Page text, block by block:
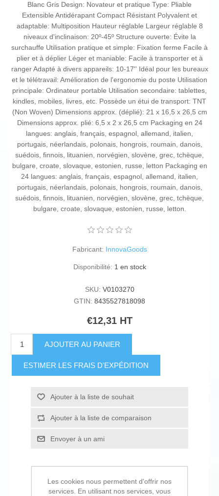
Blanc Gris Design: Novateur et pratique Type: Pliable
Extensible Antidérapant Compact Résistant Polyvalent et
adaptable: Multiposition Hauteur réglable Largeur réglable 8
niveaux d'inclinaison: 20º-45º Structure ouverte: Évite la
surchauffe Utilisation pratique et simple: Fixation ferme Facile à
plier et à déplier Léger et maniable: Facile à transporter et à
ranger Adapté à divers appareils: 10-17'' Idéal pour les bureaux
et le télétravail: Amélioration de l'ergonomie du poste Utilisation
principale: Ordinateur portable Utilisation secondaire: tablettes,
kindles, mobiles, livres, etc. Possède un étui de transport: TNT
(Non Woven) Dimensions approx. (déplié): 21 x 16,5 x 26,5 cm
Dimensions approx. plié: 6,5 x 2 x 26,5 cm Packaging en 24
langues: anglais, français, espagnol, allemand, italien,
portugais, néerlandais, polonais, hongrois, roumain, danois,
suédois, finnois, lituanien, norvégien, slovène, grec, tchèque,
bulgare, croate, slovaque, estonien, russe, letton Packaging en
24 langues: anglais, français, espagnol, allemand, italien,
portugais, néerlandais, polonais, hongrois, roumain, danois,
suédois, finnois, lituanien, norvégien, slovène, grec, tchèque,
bulgare, croate, slovaque, estonien, russe, letton.
Fabricant: InnovaGoods
Disponibilité: 1 en stock
SKU: V0103270
GTIN: 8435527818098
€12,31 HT
AJOUTER AU PANIER
ESTIMER LES FRAIS D'EXPÉDITION
Ajouter à la liste de souhait
Ajouter à la liste de comparaison
Envoyer à un ami
Les cookies nous permettent d'offrir nos
services. En utilisant nos services, vous